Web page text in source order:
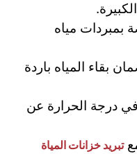
بمبردات مياه
بقاء المياه باردة
درجة الحرارة عن
تبريد خزانات المياة